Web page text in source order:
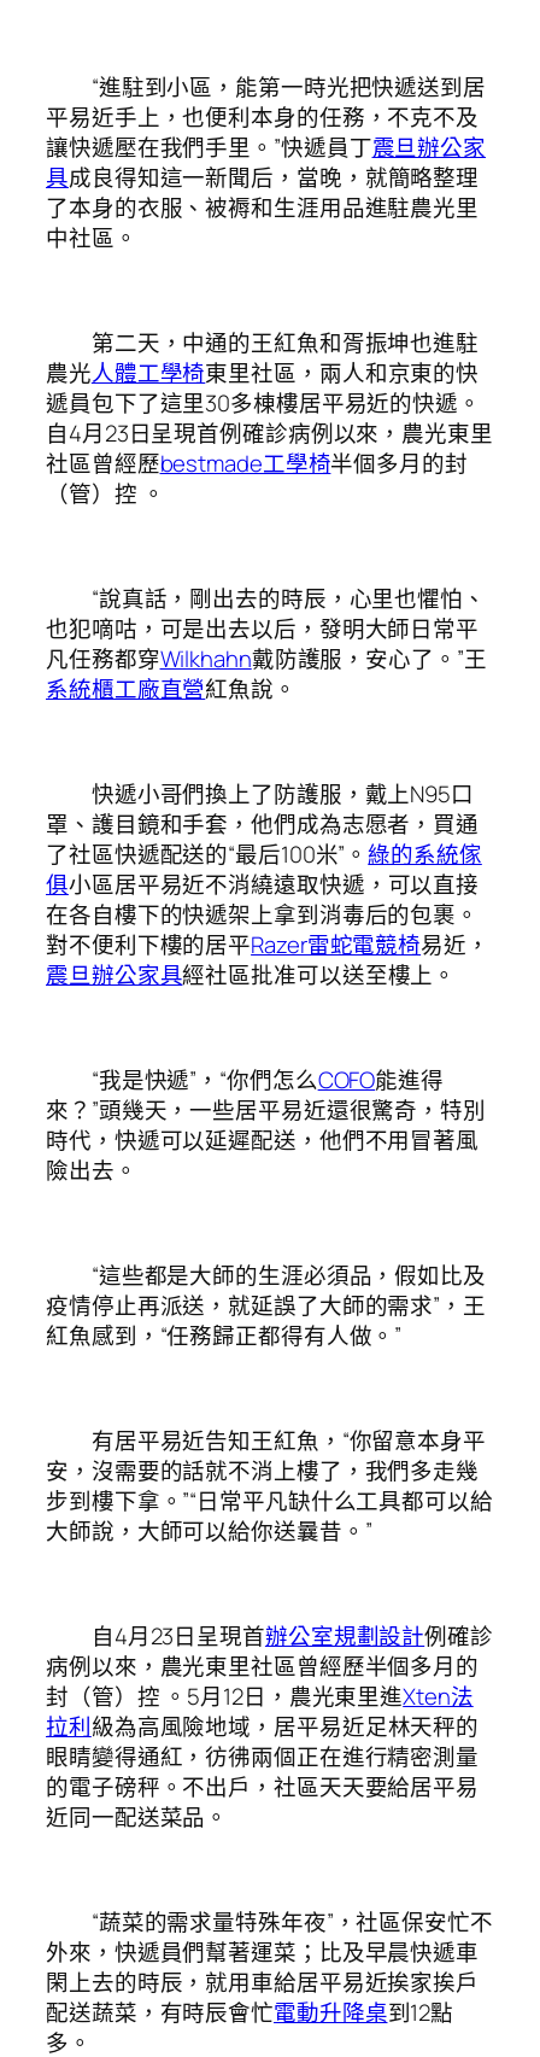
“進駐到小區，能第一時光把快遞送到居
平易近手上，也便利本身的任務，不克不及
讓快遞壓在我們手里。”快遞員丁震旦辦公家
具成良得知這一新聞后，當晚，就簡略整理
了本身的衣服、被褥和生涯用品進駐農光里
中社區。
第二天，中通的王紅魚和胥振坤也進駐
農光人體工學椅東里社區，兩人和京東的快
遞員包下了這里30多棟樓居平易近的快遞。
自4月23日呈現首例確診病例以來，農光東里
社區曾經歷bestmade工學椅半個多月的封
（管）控 。
“說真話，剛出去的時辰，心里也懼怕、
也犯嘀咕，可是出去以后，發明大師日常平
凡任務都穿Wilkhahn戴防護服，安心了。”王
系統櫃工廠直營紅魚說。
快遞小哥們換上了防護服，戴上N95口
罩、護目鏡和手套，他們成為志愿者，買通
了社區快遞配送的“最后100米”。綠的系統傢
俱小區居平易近不消繞遠取快遞，可以直接
在各自樓下的快遞架上拿到消毒后的包裹。
對不便利下樓的居平Razer雷蛇電競椅易近，
震旦辦公家具經社區批准可以送至樓上。
“我是快遞”，“你們怎么COFO能進得
來？”頭幾天，一些居平易近還很驚奇，特別
時代，快遞可以延遲配送，他們不用冒著風
險出去。
“這些都是大師的生涯必須品，假如比及
疫情停止再派送，就延誤了大師的需求”，王
紅魚感到，“任務歸正都得有人做。”
有居平易近告知王紅魚，“你留意本身平
安，沒需要的話就不消上樓了，我們多走幾
步到樓下拿。”“日常平凡缺什么工具都可以給
大師說，大師可以給你送曩昔。”
自4月23日呈現首辦公室規劃設計例確診
病例以來，農光東里社區曾經歷半個多月的
封（管）控 。5月12日，農光東里進Xten法
拉利級為高風險地域，居平易近足林天秤的
眼睛變得通紅，彷彿兩個正在進行精密測量
的電子磅秤。不出戶，社區天天要給居平易
近同一配送菜品。
“蔬菜的需求量特殊年夜”，社區保安忙不
外來，快遞員們幫著運菜；比及早晨快遞車
閑上去的時辰，就用車給居平易近挨家挨戶
配送蔬菜，有時辰會忙電動升降桌到12點
多。